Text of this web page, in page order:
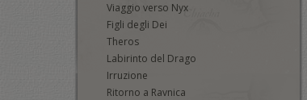
Viaggio verso Nyx
Figli degli Dei
Theros
Labirinto del Drago
Irruzione
Ritorno a Ravnica